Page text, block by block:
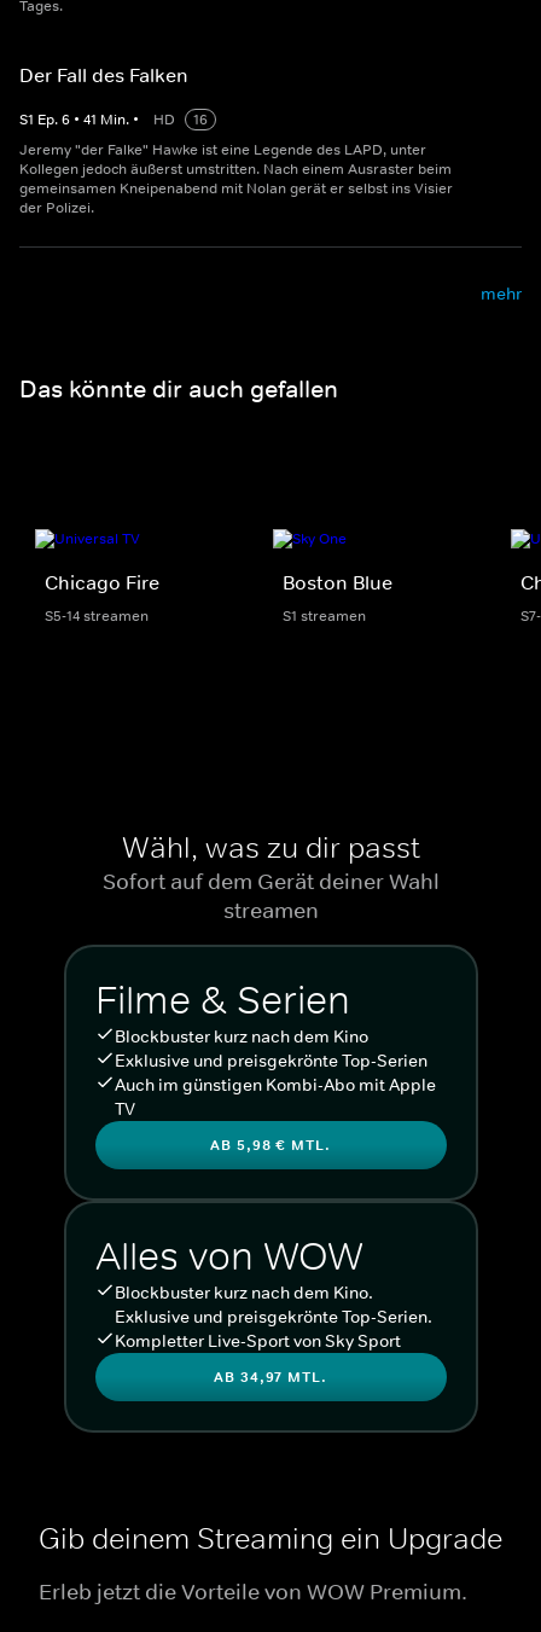
Tages.
Der Fall des Falken
S1 Ep.6 • 41 Min. • HD
16
Jeremy "der Falke" Hawke ist eine Legende des LAPD, unter
Kollegen jedoch äußerst umstritten. Nach einem Ausraster beim
gemeinsamen Kneipenabend mit Nolan gerät er selbst ins Visier
der Polizei.
mehr
Das könnte dir auch gefallen
Chicago Fire
S5-14 streamen
Boston Blue
S1 streamen
Wähl, was zu dir passt
Sofort auf dem Gerät deiner Wahl
streamen
Filme & Serien
Blockbuster kurz nach dem Kino
Exklusive und preisgekrönte Top-Serien
Auch im günstigen Kombi-Abo mit Apple
TV
AB 5,98 € MTL.
Alles von WOW
Blockbuster kurz nach dem Kino.
Exklusive und preisgekrönte Top-Serien.
Kompletter Live-Sport von Sky Sport
AB 34,97 MTL.
Gib deinem Streaming ein Upgrade
Erleb jetzt die Vorteile von WOW Premium.